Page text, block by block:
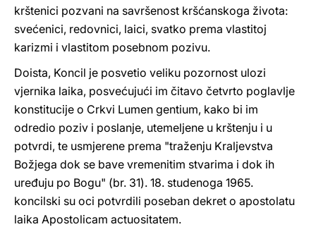
krštenici pozvani na savršenost kršćanskoga života:
svećenici, redovnici, laici, svatko prema vlastitoj
karizmi i vlastitom posebnom pozivu.
Doista, Koncil je posvetio veliku pozornost ulozi
vjernika laika, posvećujući im čitavo četvrto poglavlje
konstitucije o Crkvi Lumen gentium, kako bi im
odredio poziv i poslanje, utemeljene u krštenju i u
potvrdi, te usmjerene prema "traženju Kraljevstva
Božjega dok se bave vremenitim stvarima i dok ih
uređuju po Bogu" (br. 31). 18. studenoga 1965.
koncilski su oci potvrdili poseban dekret o apostolatu
laika Apostolicam actuositatem.